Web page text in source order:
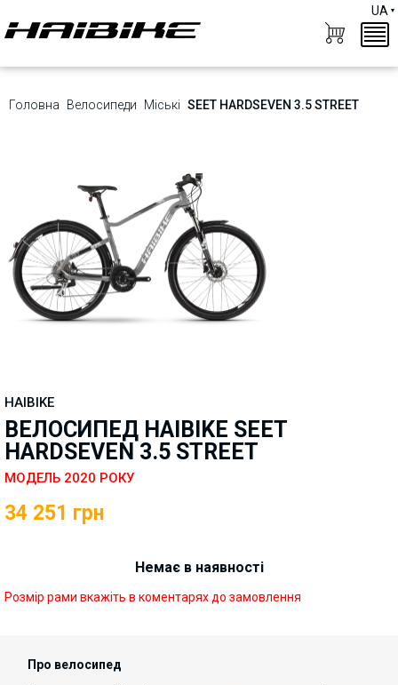
UA
Головна Велосипеди Міські SEET HARDSEVEN 3.5 STREET
HAIBIKE
ВЕЛОСИПЕД HAIBIKE SEET
HARDSEVEN 3.5 STREET
МОДЕЛЬ 2020 РОКУ
34 251 грн
Немає в наявності
Розмір рами вкажіть в коментарях до замовлення
Про велосипед